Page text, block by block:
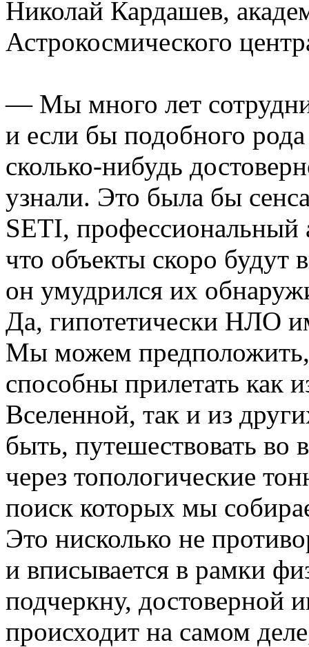
Николай Кардашев,
Астрокосмического
— Мы много лет
и если бы подобного
сколько-нибудь
узнали. Это была бы
SETI, профессиональный
что объекты скоро будут
он умудрился их
Да, гипотетически НЛО
Мы можем предположить,
способны прилетать как
Вселенной, так и из
быть, путешествовать во
через топологические
поиск которых мы
Это нисколько не
и вписывается в рамки
подчеркну, достоверной
происходит на самом